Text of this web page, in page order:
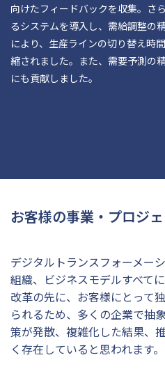
向けたフィードバックを収集。さ
るシステムを導入し、需給調整の
により、生産ラインの切り替え時
縮されました。また、需要予測の
にも貢献しました。
お客様の事業・プロジ
デジタルトランスフォーメー
組織、ビジネスモデルすべて
改革の先に、お客様にとって
られるため、多くの企業で抽
策が発散、複雑化した結果、
く存在していると思われます。